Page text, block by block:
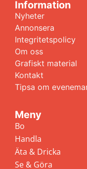
Information
Nyheter
Annonsera
Integritetspolicy
Om oss
Grafiskt material
Kontakt
Tipsa om
Meny
Bo
Handla
Äta & Dricka
Se & Göra